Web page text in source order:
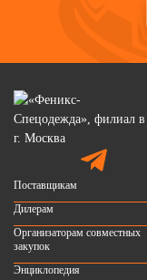
Поставщикам
Дилерам
Организаторам совместных
закупок
Энциклопедия